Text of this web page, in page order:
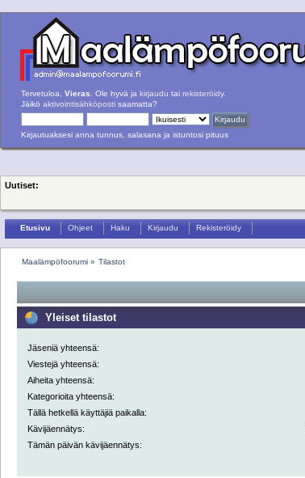
Tervetuloa, Vieras . Ole hyvä ja kirjaudu tai rekisteröidy.
Jäikö aktivointisähköposti saamatta?
Kirjautuaksesi anna tunnus, salasana ja istuntosi pituus
Uutiset:
Etusivu Ohjeet Haku Kirjaudu Rekisteröidy
Maalämpöfoorumi» Tilastot
Yleiset tilastot
Jäseniä yhteensä:
Viestejä yhteensä:
Aiheita yhteensä:
Kategorioita yhteensä:
Tällä hetkellä käyttäjiä paikalla:
Kävijäennätys:
Tämän päivän kävijäennätys: